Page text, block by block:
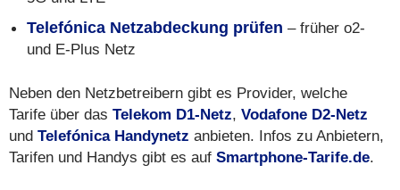
Telefónica Netzabdeckung prüfen – früher o2-
und E-Plus Netz
Neben den Netzbetreibern gibt es Provider, welche
Tarife über das Telekom D1-Netz, Vodafone D2-Netz
und Telefónica Handynetz anbieten. Infos zu Anbietern,
Tarifen und Handys gibt es auf Smartphone-Tarife.de.